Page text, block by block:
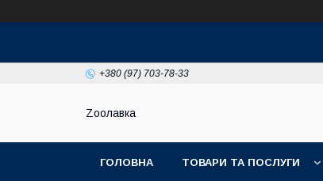
+380 (97) 703-78-33
Zooлавка
ГОЛОВНА ТОВАРИ ТА ПОСЛУГИ